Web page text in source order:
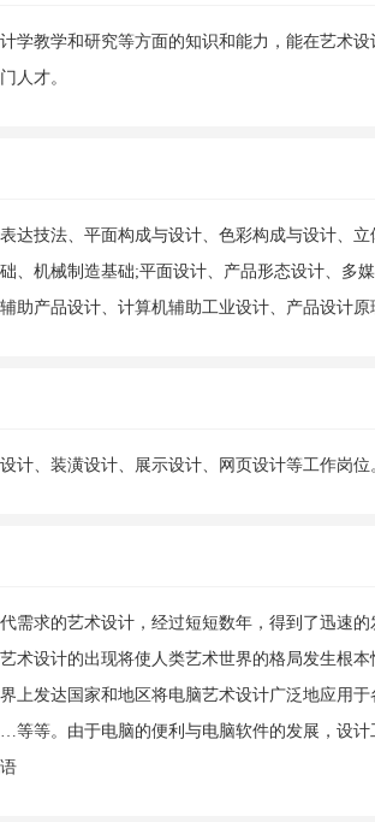
学教学和研究等方面的知识和能力，能在艺术
人才。
达技法、平面构成与设计、色彩构成与设计、
、机械制造基础;平面设计、产品形态设计、多
助产品设计、计算机辅助工业设计、产品设计原
计、装潢设计、展示设计、网页设计等工作岗位
需求的艺术设计，经过短短数年，得到了迅速
术设计的出现将使人类艺术世界的格局发生根本
上发达国家和地区将电脑艺术设计广泛地应用
等。由于电脑的便利与电脑软件的发展，设